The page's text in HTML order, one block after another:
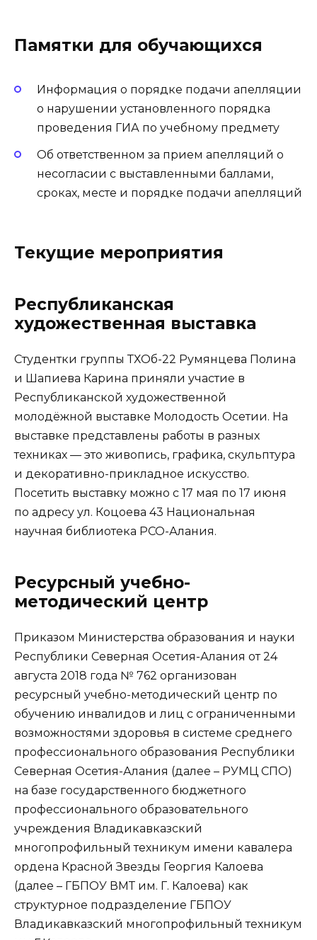
Памятки для обучающихся
Информация о порядке подачи апелляции
о нарушении установленного порядка
проведения ГИА по учебному предмету
Об ответственном за прием апелляций о
несогласии с выставленными баллами,
сроках, месте и порядке подачи апелляций
Текущие мероприятия
Республиканская
художественная выставка
Студентки группы ТХОб-22 Румянцева Полина
и Шапиева Карина приняли участие в
Республиканской художественной
молодëжной выставке Молодость Осетии. На
выставке представлены работы в разных
техниках — это живопись, графика, скульптура
и декоративно-прикладное искусство.
Посетить выставку можно с 17 мая по 17 июня
по адресу ул. Коцоева 43 Национальная
научная библиотека РСО-Алания.
Ресурсный учебно-
методический центр
Приказом Министерства образования и науки
Республики Северная Осетия-Алания от 24
августа 2018 года № 762 организован
ресурсный учебно-методический центр по
обучению инвалидов и лиц с ограниченными
возможностями здоровья в системе среднего
профессионального образования Республики
Северная Осетия-Алания (далее – РУМЦ СПО)
на базе государственного бюджетного
профессионального образовательного
учреждения Владикавказский
многопрофильный техникум имени кавалера
ордена Красной Звезды Георгия Калоева
(далее – ГБПОУ ВМТ им. Г. Калоева) как
структурное подразделение ГБПОУ
Владикавказский многопрофильный техникум